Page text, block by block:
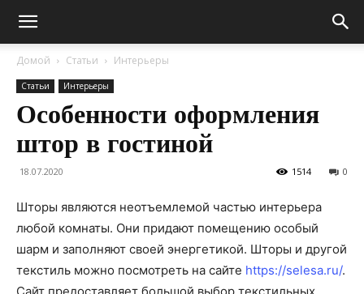
Домой Статьи Интерьеры
Статьи Интерьеры
Особенности оформления
штор в гостиной
18.07.2020 0
1514
Шторы являются неотъемлемой частью интерьера
любой комнаты. Они придают помещению особый
шарм и заполняют своей энергетикой. Шторы и другой
текстиль можно посмотреть на сайте https://selesa.ru/.